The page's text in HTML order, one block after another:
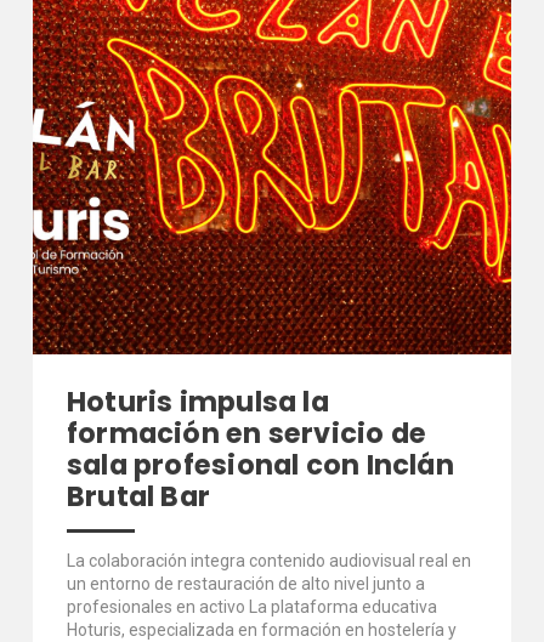
Hoturis impulsa la
formación en servicio de
sala profesional con Inclán
Brutal Bar
La colaboración integra contenido audiovisual real en
un entorno de restauración de alto nivel junto a
profesionales en activo La plataforma educativa
Hoturis, especializada en formación en hostelería y